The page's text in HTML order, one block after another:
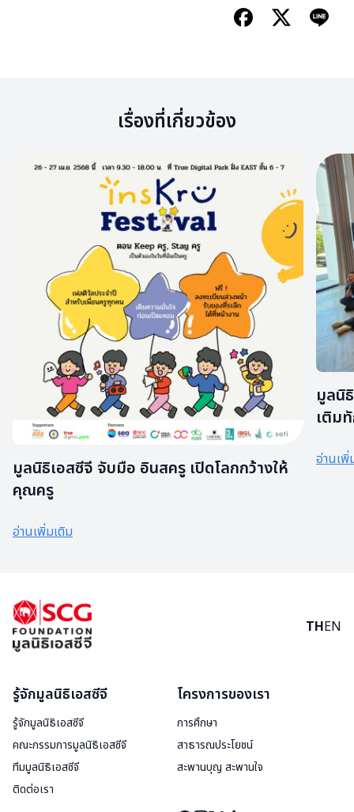
เรื่องที่เกี่ยวข้อง
มูลนิธิเอสซีจี จับมือ อินสครู เปิดโลกกว้างให้
คุณครู
อ่านเพิ่มเติม
มูลนิ
เติม
อ่านเพิ่
THEN
รู้จักมูลนิธิเอสซีจี
รู้จักมูลนิธิเอสซีจี
คณะกรรมการมูลนิธิเอสซีจี
ทีมมูลนิธิเอสซีจี
ติดต่อเรา
โครงการของเรา
การศึกษา
สาธารณประโยชน์
สะพานบุญ สะพานใจ